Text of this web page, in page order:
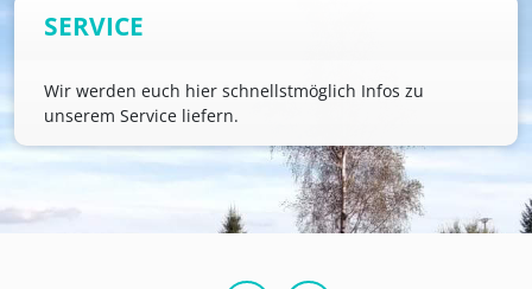
SERVICE
Wir werden euch hier schnellstmöglich Infos zu
unserem Service liefern.